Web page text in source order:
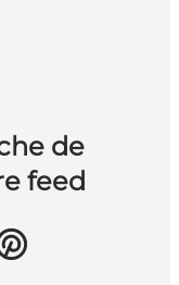
de
feed